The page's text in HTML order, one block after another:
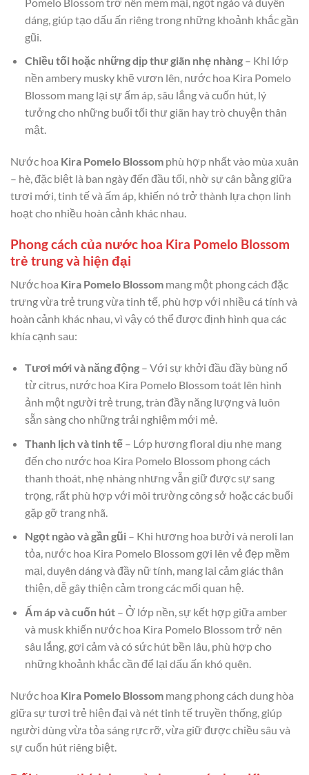
dáng, giúp tạo dấu ấn riêng trong những khoảnh khắc gần
gũi.
Chiều tối hoặc những dịp thư giãn nhẹ nhàng– Khi lớp
nền ambery musky khẽ vươn lên, nước hoa Kira Pomelo
Blossom mang lại sự ấm áp, sâu lắng và cuốn hút, lý
tưởng cho những buổi tối thư giãn hay trò chuyện thân
mật.
Nước hoa Kira Pomelo Blossom phù hợp nhất vào mùa xuân
– hè, đặc biệt là ban ngày đến đầu tối, nhờ sự cân bằng giữa
tươi mới, tinh tế và ấm áp, khiến nó trở thành lựa chọn linh
hoạt cho nhiều hoàn cảnh khác nhau.
Phong cách của nước hoa Kira Pomelo Blossom
trẻ trung và hiện đại
Nước hoa Kira Pomelo Blossom mang một phong cách đặc
trưng vừa trẻ trung vừa tinh tế, phù hợp với nhiều cá tính và
hoàn cảnh khác nhau, vì vậy có thể được định hình qua các
khía cạnh sau:
Tươi mới và năng động– Với sự khởi đầu đầy bùng nổ
từ citrus, nước hoa Kira Pomelo Blossom toát lên hình
ảnh một người trẻ trung, tràn đầy năng lượng và luôn
sẵn sàng cho những trải nghiệm mới mẻ.
Thanh lịch và tinh tế– Lớp hương floral dịu nhẹ mang
đến cho nước hoa Kira Pomelo Blossom phong cách
thanh thoát, nhẹ nhàng nhưng vẫn giữ được sự sang
trọng, rất phù hợp với môi trường công sở hoặc các buổi
gặp gỡ trang nhã.
Ngọt ngào và gần gũi– Khi hương hoa bưởi và neroli lan
tỏa, nước hoa Kira Pomelo Blossom gợi lên vẻ đẹp mềm
mại, duyên dáng và đầy nữ tính, mang lại cảm giác thân
thiện, dễ gây thiện cảm trong các mối quan hệ.
Ấm áp và cuốn hút– Ở lớp nền, sự kết hợp giữa amber
và musk khiến nước hoa Kira Pomelo Blossom trở nên
sâu lắng, gợi cảm và có sức hút bền lâu, phù hợp cho
những khoảnh khắc cần để lại dấu ấn khó quên.
Nước hoa Kira Pomelo Blossom mang phong cách dung hòa
giữa sự tươi trẻ hiện đại và nét tinh tế truyền thống, giúp
người dùng vừa tỏa sáng rực rỡ, vừa giữ được chiều sâu và
sự cuốn hút riêng biệt.